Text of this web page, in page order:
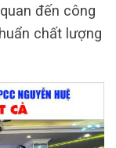
đến công
chất lượng